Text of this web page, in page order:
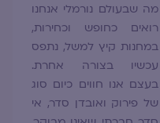
מה שבעולם נורמלי אנחנו
רואים כחופש וכחירות,
במחנות קיץ למשל, נתפס
עכשיו בצורה אחרת.
בעצם אנו חווים כיום סוג
של פירוק ואובדן סדר, אי